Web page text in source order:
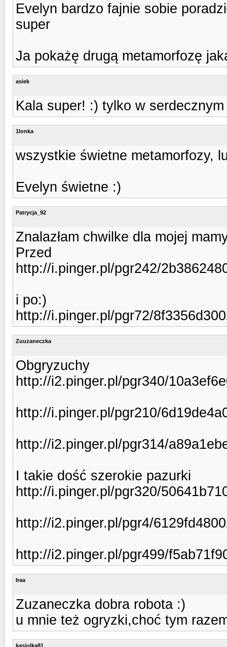
Evelyn bardzo fajnie sobie
super
Ja pokażę drugą metamorfozę
asiek
Kala super! :) tylko w
1lonka
wszystkie świetne metamorfozy,
Evelyn świetne :)
Patrycja_92
Znalazłam chwilke dla mojej
Przed
http://i.pinger.pl/pgr242/
i po:)
http://i.pinger.pl/pgr72/
Zuuzaneczka
Obgryzuchy
http://i2.pinger.pl/pgr340/
http://i.pinger.pl/pgr210/
http://i2.pinger.pl/pgr314/
I takie dość szerokie pazurki
http://i.pinger.pl/pgr320/
http://i2.pinger.pl/pgr4/
http://i2.pinger.pl/pgr499/
Iraa
Zuzaneczka dobra robota :)
u mnie też ogryzki,choć tym
kasiulka81